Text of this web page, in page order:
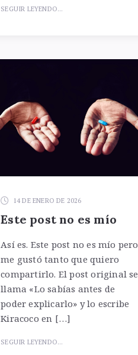
SEGUIR LEYENDO...
14 DE ENERO DE 2026
Este post no es mío
Así es. Este post no es mío pero
me gustó tanto que quiero
compartirlo. El post original se
llama «Lo sabías antes de
poder explicarlo» y lo escribe
Kiracoco en […]
SEGUIR LEYENDO...